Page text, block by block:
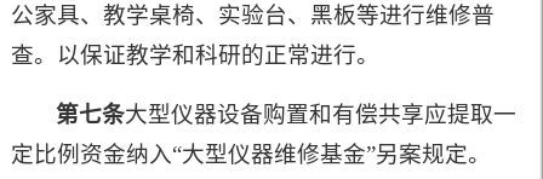
公家具、教学桌椅、实验台、黑板等进行维修普
查。以保证教学和科研的正常进行。
第七条大型仪器设备购置和有偿共享应提取一
定比例资金纳入“大型仪器维修基金”另案规定。